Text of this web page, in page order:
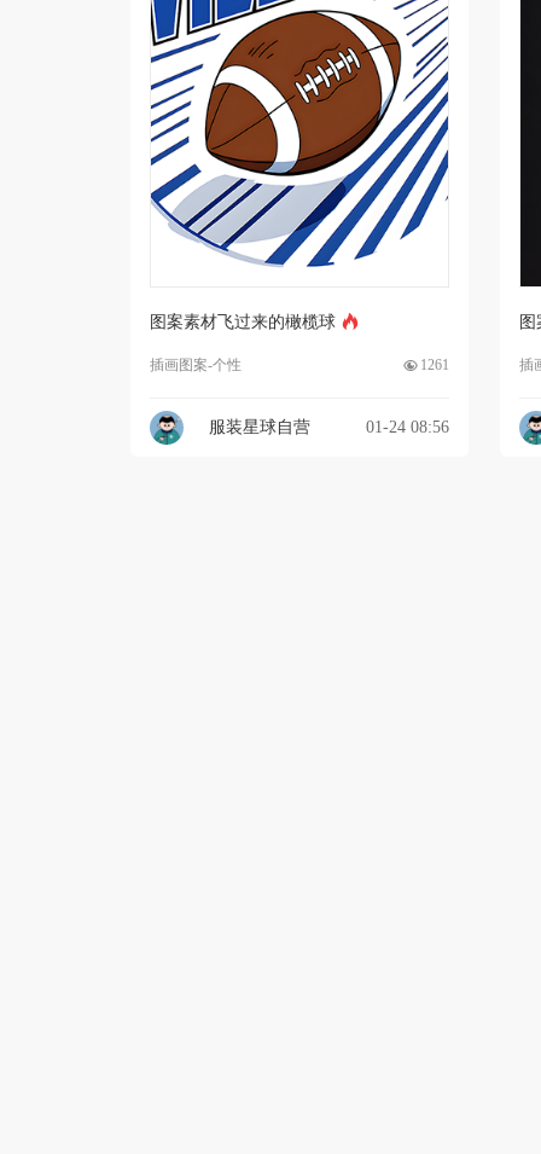
图案素材飞过来的橄榄球
插画图案-个性 1261
服装星球自营 01-24 08:56
插